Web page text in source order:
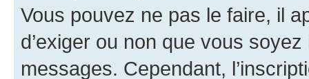
Vous pouvez ne pas le faire, il
d’exiger ou non que vous
messages. Cependant,